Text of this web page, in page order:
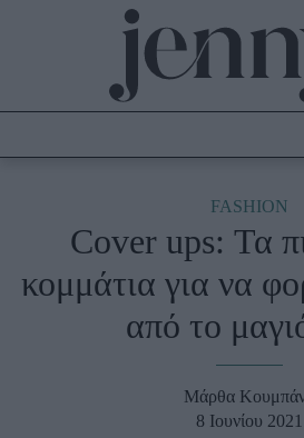
Culture
Fashion
Shopping
Beauty - Ομορφιά
FASHION
Cover ups: Τα
κομμάτια για να
από το
Μάρθα
8 Ιουνίου 2021